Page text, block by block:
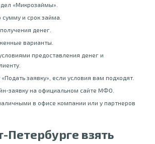
«Микрозаймы».
и срок займа.
денег.
варианты.
предоставления денег и
заявку», если условия вам подходят.
заявку на официальном сайте МФО.
в офисе компании или у партнеров
Петербурге взять